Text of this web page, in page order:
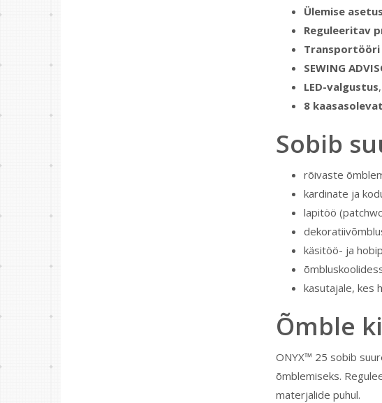
Ülemise
Reguleeritav
Transportööri
SEWING
LED-valgustus
8
Sobib
rõivaste
kardinate ja
lapitöö
käsitöö- ja
kasutajale, kes
Õmble
ONYX™ 25 sobib
õmblemiseks.
materjalide puhul.